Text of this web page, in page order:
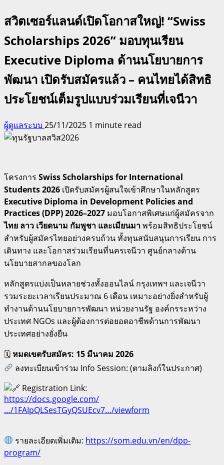
สวิตเซอร์แลนด์เปิดโอกาสใหญ่! “Swiss
Scholarships 2026” มอบทุนเรียน
Executive Diploma ด้านนโยบายการ
พัฒนา เปิดรับสมัครแล้ว – คนไทยได้สิทธิ
ประโยชน์เต็มรูปแบบร่วมเรียนที่เจนีวา
ผู้ดูแลระบบ 25/11/2025 1 minute read
โครงการ Swiss Scholarships for International
Students 2026 เปิดรับสมัครผู้สนใจเข้าศึกษาในหลักสูตร
Executive Diploma in Development Policies and
Practices (DPP) 2026–2027 มอบโอกาสพิเศษแก่ผู้สมัครจาก
ไทย ลาว เวียดนาม กัมพูชา และเมียนมาพร้อมสิทธิประโยชน์
สำหรับผู้สมัครไทยอย่างครบถ้วน ทั้งทุนสนับสนุนการเรียน การ
เดินทาง และโอกาสร่วมเรียนที่นครเจนีวา ศูนย์กลางด้าน
นโยบายสากลของโลก
หลักสูตรแบ่งเป็นหลายช่วงทั้งออนไลน์ กรุงเทพฯ และเจนีวา
รวมระยะเวลาเรียนประมาณ 6 เดือน เหมาะอย่างยิ่งสำหรับผู้
ทำงานด้านนโยบายการพัฒนา หน่วยงานรัฐ องค์กรระหว่าง
ประเทศ NGOs และผู้ต้องการต่อยอดอาชีพด้านการพัฒนา
ประเทศอย่างยั่งยืน
🗓 หมดเขตรับสมัคร: 15 มีนาคม 2026
ลงทะเบียนเข้าร่วม Info Session: (ตามลิงก์ในประกาศ)
Registration Link:
https://docs.google.com/
…/1FAIpQLSesTGyQSUEcv7…/viewform
รายละเอียดเพิ่มเติม: https://som.edu.vn/en/dpp-
program/